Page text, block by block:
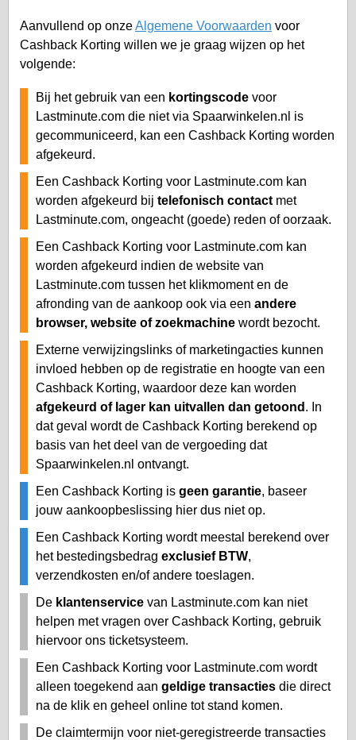
Aanvullend op onzeAlgemene Voorwaarden voor
Cashback Korting willen we je graag wijzen op het
volgende:
Bij het gebruik van een kortingscode voor
Lastminute.com die niet via Spaarwinkelen.nl is
gecommuniceerd, kan een Cashback Korting worden
afgekeurd.
Een Cashback Korting voor Lastminute.com kan
worden afgekeurd bij telefonisch contact met
Lastminute.com, ongeacht (goede) reden of oorzaak.
Een Cashback Korting voor Lastminute.com kan
worden afgekeurd indien de website van
Lastminute.com tussen het klikmoment en de
afronding van de aankoop ook via een andere
browser, website of zoekmachine wordt bezocht.
Externe verwijzingslinks of marketingacties kunnen
invloed hebben op de registratie en hoogte van een
Cashback Korting, waardoor deze kan worden
afgekeurd of lager kan uitvallen dan getoond . In
dat geval wordt de Cashback Korting berekend op
basis van het deel van de vergoeding dat
Spaarwinkelen.nl ontvangt.
Een Cashback Korting is geen garantie, baseer
jouw aankoopbeslissing hier dus niet op.
Een Cashback Korting wordt meestal berekend over
het bestedingsbedrag exclusief BTW,
verzendkosten en/of andere toeslagen.
De klantenservice van Lastminute.com kan niet
helpen met vragen over Cashback Korting, gebruik
hiervoor ons ticketsysteem.
Een Cashback Korting voor Lastminute.com wordt
alleen toegekend aan geldige transacties die direct
na de klik en geheel online tot stand komen.
De claimtermijn voor niet-geregistreerde transacties